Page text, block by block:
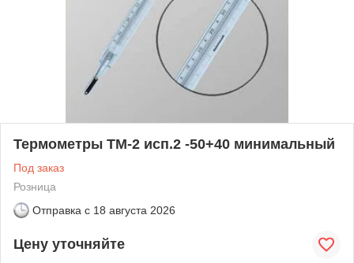
Термометры ТМ-2 исп.2 -50+40 минимальный
Под заказ
Розница
Отправка с 18 августа 2026
Цену уточняйте